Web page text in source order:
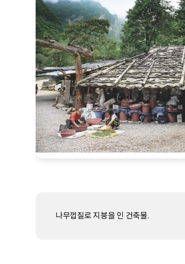
나무껍질로 지붕을 인 건축물.